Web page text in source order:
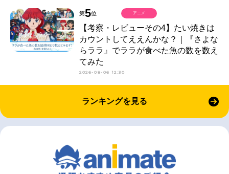
第5位
【考察・レビューその4】たい焼きは
カウントしてええんかな？｜『さよな
らララ』でララが食べた魚の数を数え
てみた
2026-08-06 12:30
アニメ
ランキングを見る